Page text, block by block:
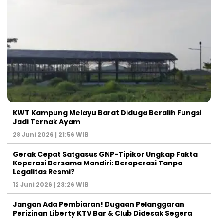
KWT Kampung Melayu Barat Diduga Beralih Fungsi
Jadi Ternak Ayam
28 Juni 2026 | 21:56 WIB
Gerak Cepat Satgasus GNP-Tipikor Ungkap Fakta
Koperasi Bersama Mandiri: Beroperasi Tanpa
Legalitas Resmi?
12 Juni 2026 | 23:26 WIB
Jangan Ada Pembiaran! Dugaan Pelanggaran
Perizinan Liberty KTV Bar & Club Didesak Segera